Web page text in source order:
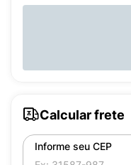
Calcular frete
Informe seu CEP